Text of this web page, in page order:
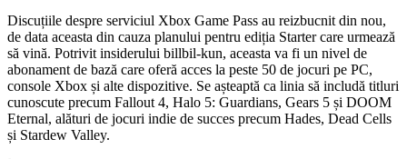
Discuțiile despre serviciul Xbox Game Pass au reizbucnit din nou,
de data aceasta din cauza planului pentru ediția Starter care urmează
să vină. Potrivit insiderului billbil-kun, aceasta va fi un nivel de
abonament de bază care oferă acces la peste 50 de jocuri pe PC,
console Xbox și alte dispozitive. Se așteaptă ca linia să includă titluri
cunoscute precum Fallout 4, Halo 5: Guardians, Gears 5 și DOOM
Eternal, alături de jocuri indie de succes precum Hades, Dead Cells
și Stardew Valley.